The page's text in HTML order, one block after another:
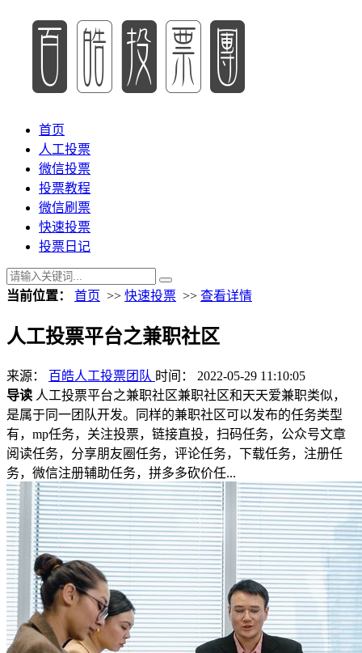
首页
人工投票
微信投票
投票教程
微信刷票
快速投票
投票日记
当前位置： 首页 >> 快速投票 >> 查看详情
人工投票平台之兼职社区
来源： 百皓人工投票团队 时间： 2022-05-29 11:10:05
导读 人工投票平台之兼职社区兼职社区和天天爱兼职类似，
是属于同一团队开发。同样的兼职社区可以发布的任务类型
有，mp任务，关注投票，链接直投，扫码任务，公众号文章
阅读任务，分享朋友圈任务，评论任务，下载任务，注册任
务，微信注册辅助任务，拼多多砍价任...